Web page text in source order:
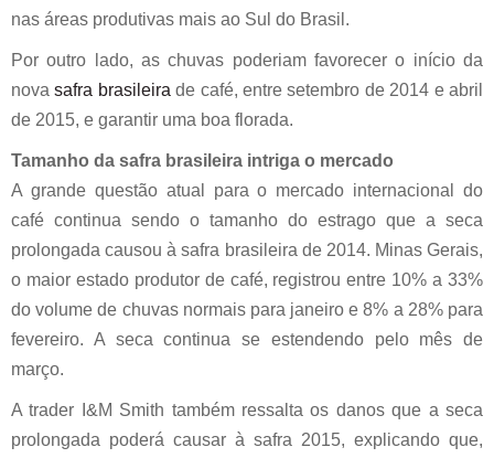
nas áreas produtivas mais ao Sul do Brasil.
Por outro lado, as chuvas poderiam favorecer o início da
novasafra brasileira de café, entre setembro de 2014 e abril
de 2015, e garantir uma boa florada.
Tamanho da safra brasileira intriga o mercado
A grande questão atual para o mercado internacional do
café continua sendo o tamanho do estrago que a seca
prolongada causou à safra brasileira de 2014. Minas Gerais,
o maior estado produtor de café, registrou entre 10% a 33%
do volume de chuvas normais para janeiro e 8% a 28% para
fevereiro. A seca continua se estendendo pelo mês de
março.
A trader I&M Smith também ressalta os danos que a seca
prolongada poderá causar à safra 2015, explicando que,